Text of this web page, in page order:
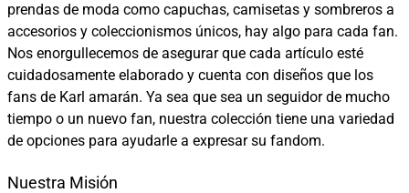
prendas de moda como capuchas, camisetas y sombreros a
accesorios y coleccionismos únicos, hay algo para cada fan.
Nos enorgullecemos de asegurar que cada artículo esté
cuidadosamente elaborado y cuenta con diseños que los
fans de Karl amarán. Ya sea que sea un seguidor de mucho
tiempo o un nuevo fan, nuestra colección tiene una variedad
de opciones para ayudarle a expresar su fandom.
Nuestra Misión